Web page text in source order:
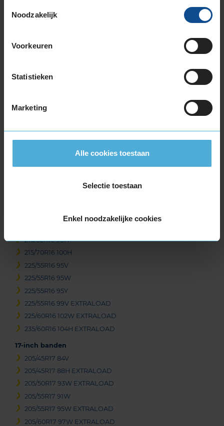
Noodzakelijk
Voorkeuren
Statistieken
Marketing
Alle cookies toestaan
Selectie toestaan
Enkel noodzakelijke cookies
205/60R16 96H EXTRALOAD
205/65R16 95H
215/55R16 93H
215/55R16 97H EXTRALOAD
215/60R16 95V
215/65R16 102V EXTRALOAD
215/65R16 98H
215/65R16 98H
215/70R16 100H
225/55R16 95V
225/55R16 95W
225/55R16 95Y
225/55R16 99V EXTRALOAD
225/60R16 102W EXTRALOAD
235/60R16 104H EXTRALOAD
17-inch banden
205/45R17 84V
205/45R17 88H EXTRALOAD
205/50R17 93W EXTRALOAD
205/55R17 91W
205/55R17 95W EXTRALOAD
205/60R17 97W EXTRALOAD